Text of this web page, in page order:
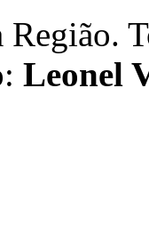
Leonel